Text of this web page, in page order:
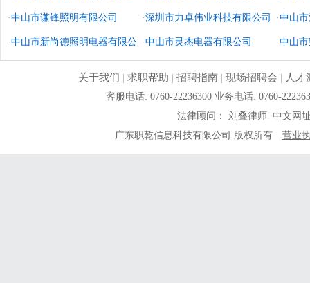
·中山市谦锋照明有限公司 ·深圳市力卓伟业科技有限公司 ·中山
·中山市新尚德照明电器有限公 ·中山市灵杰电器有限公司 ·中山
关于我们 | 求职帮助 | 招聘指南| 现场招聘会 | 人才
客服电话: 0760-22236300 业务电话: 0760-
法律顾问： 刘叠律师 中文网
广东职乾信息科技有限公司 版权所有
营业